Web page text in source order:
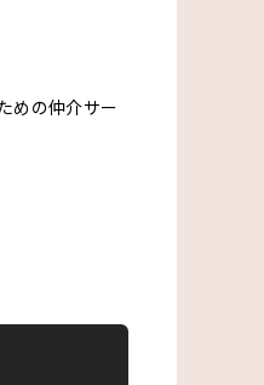
めの仲介サー